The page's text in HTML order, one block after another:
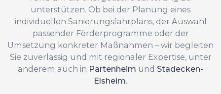
unterstützen. Ob bei der Planung eines
individuellen Sanierungsfahrplans, der Auswahl
passender Förderprogramme oder der
Umsetzung konkreter Maßnahmen – wir begleiten
Sie zuverlässig und mit regionaler Expertise, unter
anderem auch in Partenheim und Stadecken-
Elsheim.